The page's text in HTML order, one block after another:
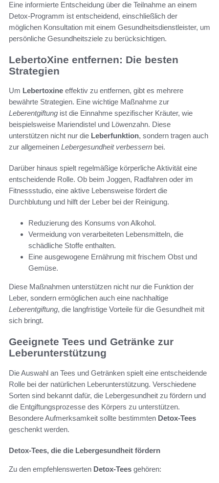
Eine informierte Entscheidung über die Teilnahme an einem
Detox-Programm ist entscheidend, einschließlich der
möglichen Konsultation mit einem Gesundheitsdienstleister, um
persönliche Gesundheitsziele zu berücksichtigen.
LebertoXine entfernen: Die besten
Strategien
Um Lebertoxine effektiv zu entfernen, gibt es mehrere
bewährte Strategien. Eine wichtige Maßnahme zur
Leberentgiftung ist die Einnahme spezifischer Kräuter, wie
beispielsweise Mariendistel und Löwenzahn. Diese
unterstützen nicht nur die Leberfunktion, sondern tragen auch
zur allgemeinen Lebergesundheit verbessern bei.
Darüber hinaus spielt regelmäßige körperliche Aktivität eine
entscheidende Rolle. Ob beim Joggen, Radfahren oder im
Fitnessstudio, eine aktive Lebensweise fördert die
Durchblutung und hilft der Leber bei der Reinigung.
Reduzierung des Konsums von Alkohol.
Vermeidung von verarbeiteten Lebensmitteln, die
schädliche Stoffe enthalten.
Eine ausgewogene Ernährung mit frischem Obst und
Gemüse.
Diese Maßnahmen unterstützen nicht nur die Funktion der
Leber, sondern ermöglichen auch eine nachhaltige
Leberentgiftung, die langfristige Vorteile für die Gesundheit mit
sich bringt.
Geeignete Tees und Getränke zur
Leberunterstützung
Die Auswahl an Tees und Getränken spielt eine entscheidende
Rolle bei der natürlichen Leberunterstützung. Verschiedene
Sorten sind bekannt dafür, die Lebergesundheit zu fördern und
die Entgiftungsprozesse des Körpers zu unterstützen.
Besondere Aufmerksamkeit sollte bestimmten Detox-Tees
geschenkt werden.
Detox-Tees, die die Lebergesundheit fördern
Zu den empfehlenswerten Detox-Tees gehören: